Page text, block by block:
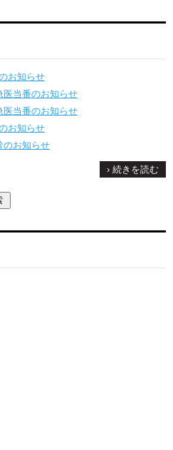
お知らせ
医当番のお知らせ
医当番のお知らせ
お知らせ
のお知らせ
› 続きを読む